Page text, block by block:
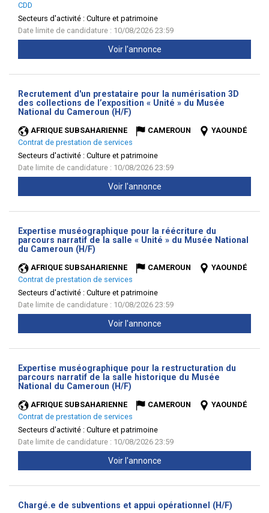
CDD
Secteurs d'activité : Culture et patrimoine
Date limite de candidature : 10/08/2026 23:59
Voir l'annonce
Recrutement d'un prestataire pour la numérisation 3D
des collections de l’exposition « Unité » du Musée
National du Cameroun (H/F)
AFRIQUE SUBSAHARIENNE CAMEROUN
YAOUNDÉ
Contrat de prestation de services
Secteurs d'activité : Culture et patrimoine
Date limite de candidature : 10/08/2026 23:59
Voir l'annonce
Expertise muséographique pour la réécriture du
parcours narratif de la salle « Unité » du Musée National
du Cameroun (H/F)
AFRIQUE SUBSAHARIENNE CAMEROUN
YAOUNDÉ
Contrat de prestation de services
Secteurs d'activité : Culture et patrimoine
Date limite de candidature : 10/08/2026 23:59
Voir l'annonce
Expertise muséographique pour la restructuration du
parcours narratif de la salle historique du Musée
National du Cameroun (H/F)
AFRIQUE SUBSAHARIENNE CAMEROUN
YAOUNDÉ
Contrat de prestation de services
Secteurs d'activité : Culture et patrimoine
Date limite de candidature : 10/08/2026 23:59
Voir l'annonce
Chargé.e de subventions et appui opérationnel (H/F)